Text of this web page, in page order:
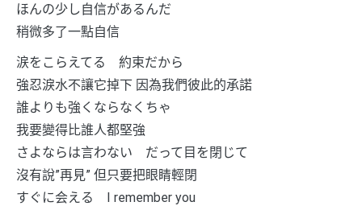
ほんの少し自信があるんだ
稍微多了一點自信
涙をこらえてる 約束だから
強忍淚水不讓它掉下 因為我們彼此的承諾
誰よりも強くならなくちゃ
我要變得比誰人都堅強
さよならは言わない だって目を閉じて
沒有說”再見” 但只要把眼睛輕閉
すぐに会える I remember you